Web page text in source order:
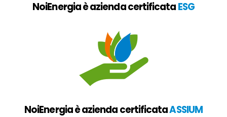
NoiEnergia è azienda certificata ESG
NoiEnergia è azienda certificataASSIUM